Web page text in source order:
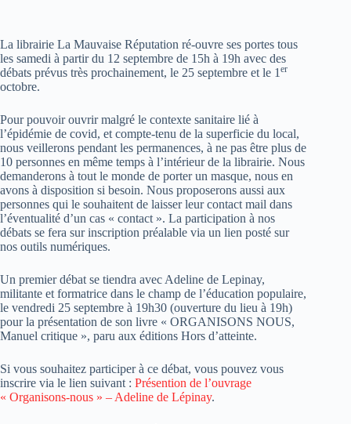
La librairie La Mauvaise Réputation ré-ouvre ses portes tous
les samedi à partir du 12 septembre de 15h à 19h avec des
débats prévus très prochainement, le 25 septembre et le 1 er
octobre.
Pour pouvoir ouvrir malgré le contexte sanitaire lié à
l’épidémie de covid, et compte-tenu de la superficie du local,
nous veillerons pendant les permanences, à ne pas être plus de
10 personnes en même temps à l’intérieur de la librairie. Nous
demanderons à tout le monde de porter un masque, nous en
avons à disposition si besoin. Nous proposerons aussi aux
personnes qui le souhaitent de laisser leur contact mail dans
l’éventualité d’un cas « contact ». La participation à nos
débats se fera sur inscription préalable via un lien posté sur
nos outils numériques.
Un premier débat se tiendra avec Adeline de Lepinay,
militante et formatrice dans le champ de l’éducation populaire,
le vendredi 25 septembre à 19h30 (ouverture du lieu à 19h)
pour la présentation de son livre « ORGANISONS NOUS,
Manuel critique », paru aux éditions Hors d’atteinte.
Si vous souhaitez participer à ce débat, vous pouvez vous
inscrire via le lien suivant : Présention de l’ouvrage
« Organisons-nous » – Adeline de Lépinay.